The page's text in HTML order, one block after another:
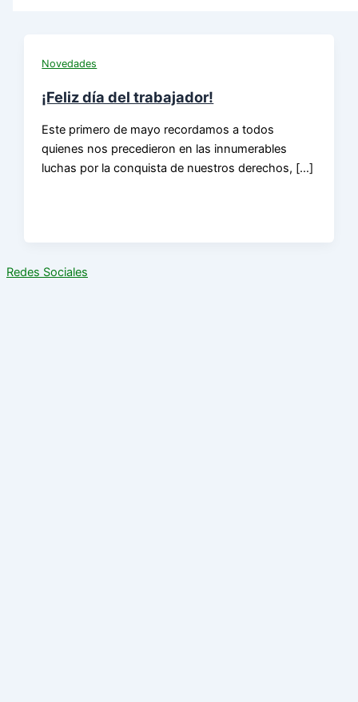
Novedades
¡Feliz día del trabajador!
Este primero de mayo recordamos a todos
quienes nos precedieron en las innumerables
luchas por la conquista de nuestros derechos, […]
Redes Sociales